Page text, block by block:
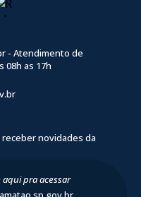
- Atendimento de
08h as 17h
novidades da
aqui pra acessar